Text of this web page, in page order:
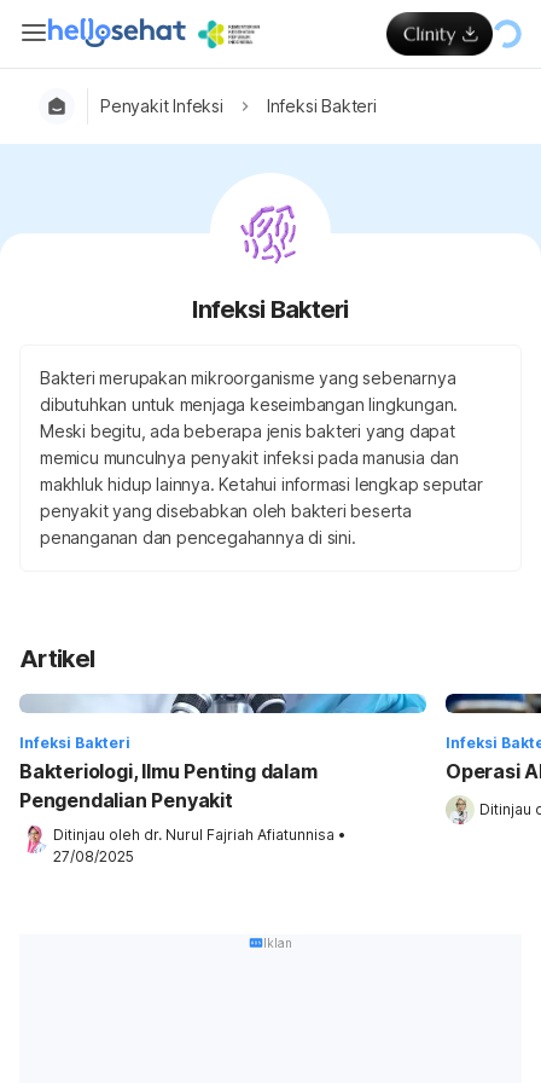
Penyakit Infeksi Infeksi Bakteri
Infeksi Bakteri
Bakteri merupakan mikroorganisme yang sebenarnya
dibutuhkan untuk menjaga keseimbangan lingkungan.
Meski begitu, ada beberapa jenis bakteri yang dapat
memicu munculnya penyakit infeksi pada manusia dan
makhluk hidup lainnya. Ketahui informasi lengkap seputar
penyakit yang disebabkan oleh bakteri beserta
penanganan dan pencegahannya di sini.
Artikel
Infeksi Bakteri
Bakteriologi, Ilmu Penting dalam
Pengendalian Penyakit
Ditinjau oleh dr. Nurul Fajriah Afiatunnisa •
27/08/2025
Infeksi
Operasi
Ditinjau
Iklan